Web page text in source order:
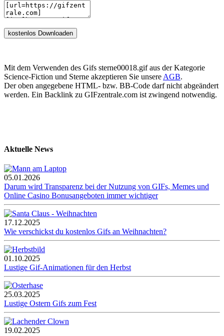
Mit dem Verwenden des Gifs sterne00018.gif aus der Kategorie
Science-Fiction und Sterne akzeptieren Sie unsere AGB.
Der oben angegebene HTML- bzw. BB-Code darf nicht abgeändert
werden. Ein Backlink zu GIFzentrale.com ist zwingend notwendig.
Aktuelle News
05.01.2026
Darum wird Transparenz bei der Nutzung von GIFs, Memes und
Online Casino Bonusangeboten immer wichtiger
17.12.2025
Wie verschickst du kostenlos Gifs an Weihnachten?
01.10.2025
Lustige Gif-Animationen für den Herbst
25.03.2025
Lustige Ostern Gifs zum Fest
19.02.2025